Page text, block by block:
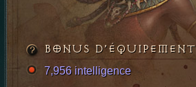
BONUS D’ÉQUIPEMENT
7,956 intelligence